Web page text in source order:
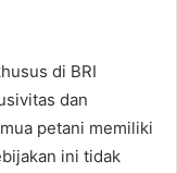
di BRI
dan
petani memiliki
ini tidak